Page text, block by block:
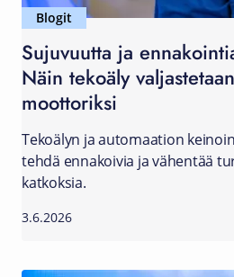
Blogit
Sujuvuutta ja
Näin tekoäly
moottoriksi
Tekoälyn ja automaation
tehdä ennakoivia ja vähentää
katkoksia.
3.6.2026